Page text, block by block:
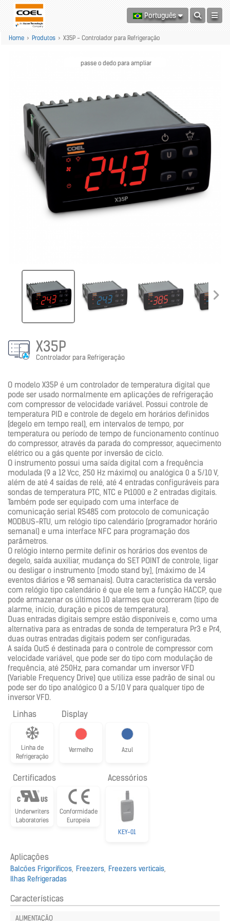
Português
Home > Produtos > X35P - Controlador para Refrigeração
passe o dedo para ampliar
X35P
Controlador para Refrigeração
O modelo X35P é um controlador de temperatura digital que
pode ser usado normalmente em aplicações de refrigeração
com compressor de velocidade variável. Possui controle de
temperatura PID e controle de degelo em horários definidos
(degelo em tempo real), em intervalos de tempo, por
temperatura ou período de tempo de funcionamento contínuo
do compressor, através da parada do compressor, aquecimento
elétrico ou a gás quente por inversão de ciclo.
O instrumento possui uma saída digital com a frequência
modulada (9 a 12 Vcc, 250 Hz máximo) ou analógica 0 a 5/10 V,
além de até 4 saídas de relé, até 4 entradas configuráveis para
sondas de temperatura PTC, NTC e Pt1000 e 2 entradas digitais.
Também pode ser equipado com uma interface de
comunicação serial RS485 com protocolo de comunicação
MODBUS-RTU, um relógio tipo calendário (programador horário
semanal) e uma interface NFC para programação dos
parâmetros.
O relógio interno permite definir os horários dos eventos de
degelo, saída auxiliar, mudança do SET POINT de controle, ligar
ou desligar o instrumento [modo stand by], (máximo de 14
eventos diários e 98 semanais). Outra característica da versão
com relógio tipo calendário é que ele tem a função HACCP, que
pode armazenar os últimos 10 alarmes que ocorreram (tipo de
alarme, início, duração e picos de temperatura).
Duas entradas digitais sempre estão disponíveis e, como uma
alternativa para as entradas de sonda de temperatura Pr3 e Pr4,
duas outras entradas digitais podem ser configuradas.
A saída Out5 é destinada para o controle de compressor com
velocidade variável, que pode ser do tipo com modulação de
frequência, até 250Hz, para comandar um inversor VFD
(Variable Frequency Drive) que utiliza esse padrão de sinal ou
pode ser do tipo analógico 0 a 5/10 V para qualquer tipo de
inversor VFD.
Linhas
Linha de
Refrigeração
Display
Vermelho Azul
Certificados
Underwriters
Laboratories
Conformidade
Europeia
Acessórios
KEY-01
Aplicações
Balcões Frigoríficos Freezers Freezers verticais
Ilhas Refrigeradas
Características
ALIMENTAÇÃO